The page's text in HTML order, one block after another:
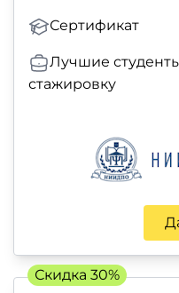
Сертификат
Лучшие
стажировку
Скидка 30%